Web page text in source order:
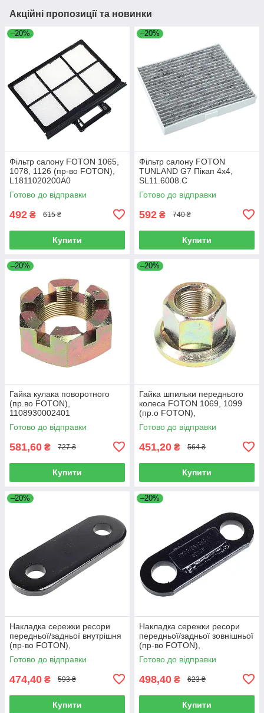
Акційні пропозиції та новинки
–20%
Фільтр салону FOTON 1065,
1078, 1126 (пр-во FOTON),
L1811020200A0
Готово до відправки
492 ₴ 615 ₴
Купити
–20%
Фільтр салону FOTON
TUNLAND G7 Пікап 4х4,
SL11.6008.C
Готово до відправки
592 ₴ 740 ₴
Купити
–20%
Гайка кулака поворотного
(пр.во FOTON),
1108930002401
Готово до відправки
581,60 ₴ 727 ₴
Купити
–20%
Гайка шпильки переднього
колеса FOTON 1069, 1099
(пр.о FOTON),
1106930003404
Готово до відправки
451,20 ₴ 564 ₴
Купити
–20%
Накладка сережки ресори
передньої/задньої внутрішня
(пр-во FOTON),
L1292150200A0
Готово до відправки
474,40 ₴ 593 ₴
Купити
–20%
Накладка сережки ресори
передньої/задньої зовнішньої
(пр-во FOTON),
L1292150100A0
Готово до відправки
498,40 ₴ 623 ₴
Купити